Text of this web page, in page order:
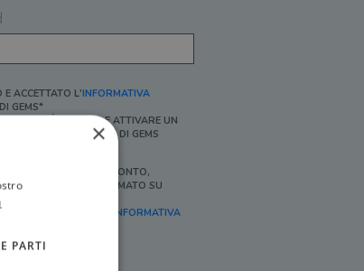
E ACCETTATO L'INFORMATIVA
GEMS*
NON È POSSIBILE ATTIVARE UN
E/O RICEVERE I SERVIZI DI GEMS
RICEVERE BUONI SCONTO,
ESSERE INFORMATO SU
E NOVITÀ.
ART.2 (E),
INFORMATIVA
×
PARTI